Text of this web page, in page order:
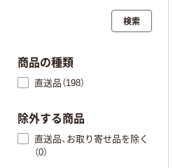
検索
商品の種類
直送品（198）
除外する商品
直送品、お取り寄せ品を除く
（0）